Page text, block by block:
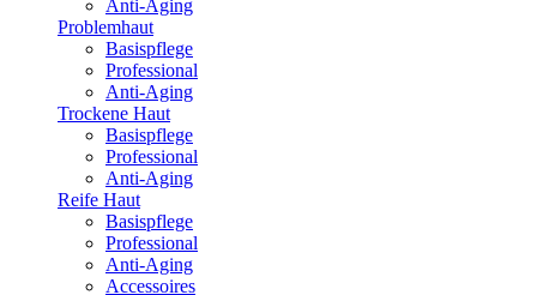
Anti-Aging
Problemhaut
Basispflege
Professional
Anti-Aging
Trockene Haut
Basispflege
Professional
Anti-Aging
Reife Haut
Basispflege
Professional
Anti-Aging
Accessoires